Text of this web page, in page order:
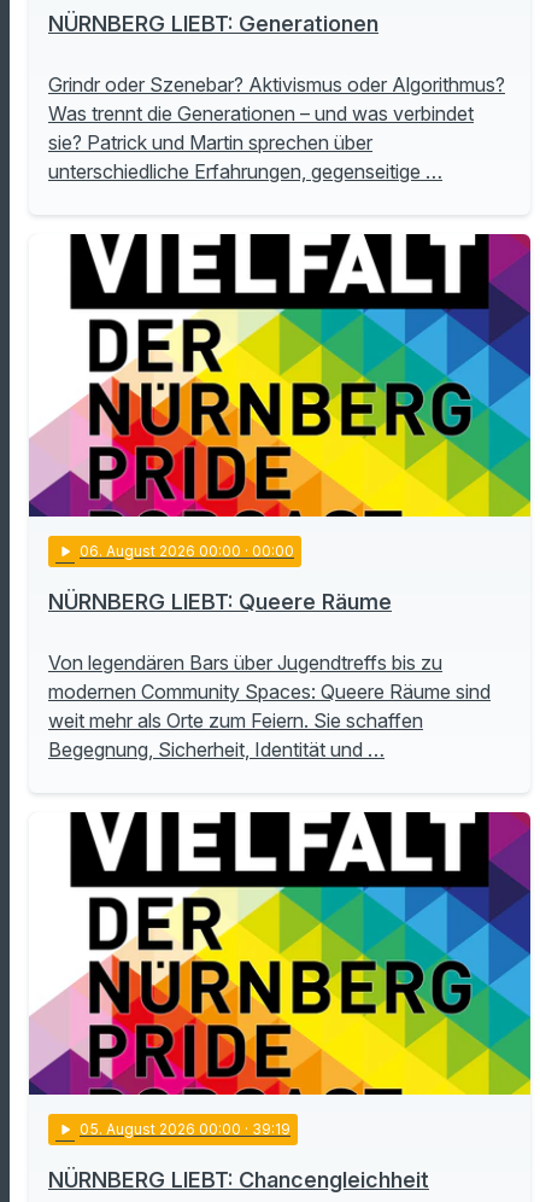
NÜRNBERG LIEBT: Generationen
Grindr oder Szenebar? Aktivismus oder Algorithmus?
Was trennt die Generationen – und was verbindet
sie? Patrick und Martin sprechen über
unterschiedliche Erfahrungen, gegenseitige …
play_arrow 06. August 2026 00:00 · 00:00
NÜRNBERG LIEBT: Queere Räume
Von legendären Bars über Jugendtreffs bis zu
modernen Community Spaces: Queere Räume sind
weit mehr als Orte zum Feiern. Sie schaffen
Begegnung, Sicherheit, Identität und …
play_arrow 05. August 2026 00:00 · 39:19
NÜRNBERG LIEBT: Chancengleichheit